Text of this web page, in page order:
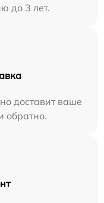
до 3 лет.
доставит ваше
обратно.